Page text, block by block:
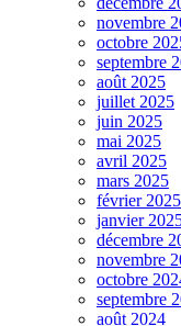
novembre
octobre
septembre
août 2025
juillet 2025
juin 2025
mai 2025
avril 2025
mars 2025
février 2025
janvier
décembre
novembre
octobre
septembre
août 2024